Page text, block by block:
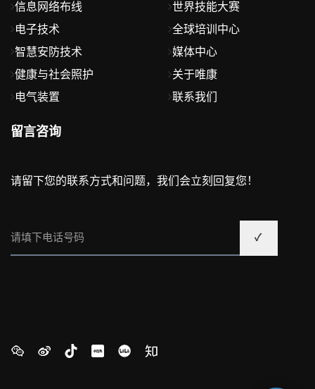
信息网络布线
电子技术
智慧安防技术
健康与社会照护
电气装置
世界技能大赛
全球培训中心
媒体中心
关于唯康
联系我们
留言咨询
请留下您的联系方式和问题，我们会立刻回复您！